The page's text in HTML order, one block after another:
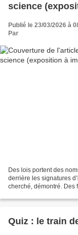
science
Publié le 23/03/2026 à
Par
Des lois portent des
derrière les signatures
cherché, démontré. Des
Quiz : le train